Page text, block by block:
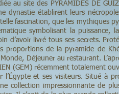
au site des PYRAMIDES DE
dynastie établirent leurs
fascination, que les mythiques
symbolisant la puissance,
d’avoir livré tous ses secrets.
proportions de la pyramide de
Déjeuner au restaurant.
(GEM) récemment totalement
et ses visiteurs. Situé à
collection impressionnante de